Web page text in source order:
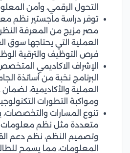
التحول الرقمي، وأمن
توفر دراسة ماجستير نظم
مصر مزيج من المعرفة
العملية التي يحتاجها سوق
فرص التوظيف والترقية
الإشراف الاكاديمي
البرنامج نخبة من أساتذة
العملية والأكاديمية،
ومواكبة التطورات
تنوع المسارات والتخصصات،
متعددة مثل نظم معلومات
وتصميم النظم، نظم دعم
المعلومات، مما يسمح